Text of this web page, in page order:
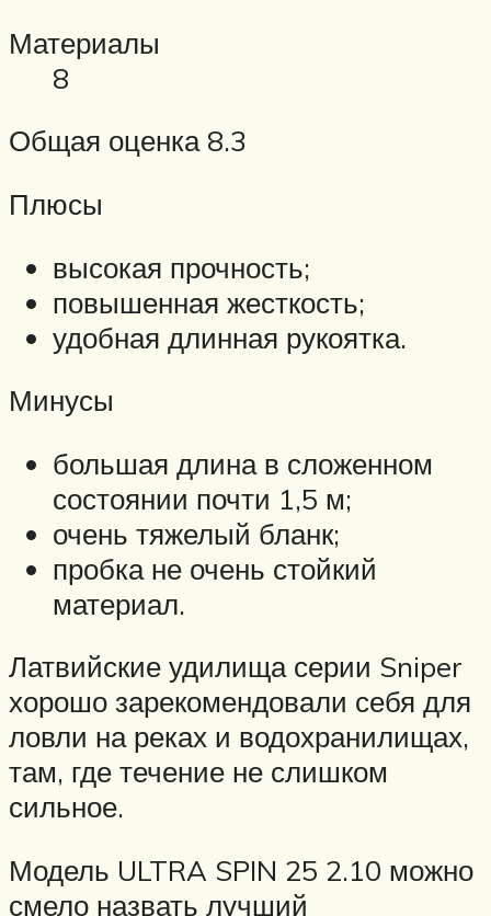
Материалы
8
Общая оценка 8.3
Плюсы
высокая прочность;
повышенная жесткость;
удобная длинная рукоятка.
Минусы
большая длина в сложенном
состоянии почти 1,5 м;
очень тяжелый бланк;
пробка не очень стойкий
материал.
Латвийские удилища серии Sniper
хорошо зарекомендовали себя для
ловли на реках и водохранилищах,
там, где течение не слишком
сильное.
Модель ULTRA SPIN 25 2.10 можно
смело назвать лучший